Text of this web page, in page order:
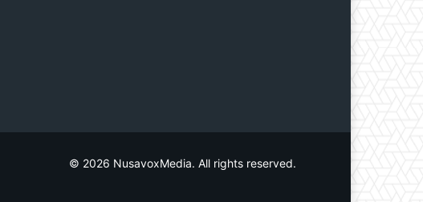
© 2026 NusavoxMedia. All rights reserved.